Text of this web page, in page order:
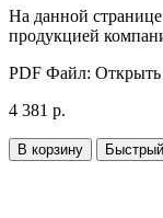
На данной
продукцией
PDF Файл: Открыть
4 381 р.
В корзину